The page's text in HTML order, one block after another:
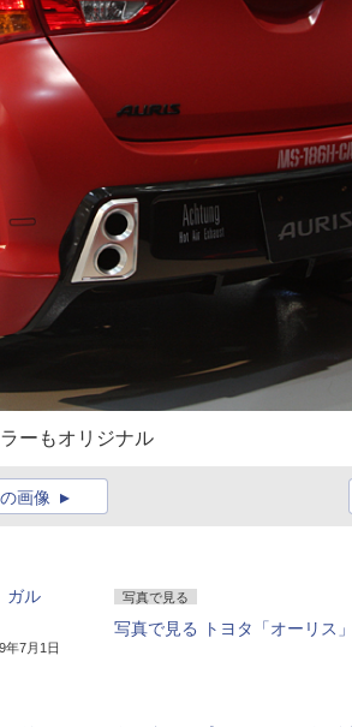
ーもオリジナル
画像
ガル
年7月1日
写真で見る
写真で見る トヨタ「オーリス」